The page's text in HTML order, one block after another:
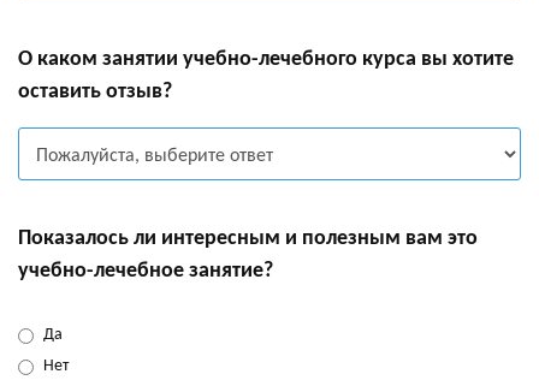
О каком занятии учебно-лечебного курса вы хотите
оставить отзыв?
Показалось ли интересным и полезным вам это
учебно-лечебное занятие?
Да
Нет